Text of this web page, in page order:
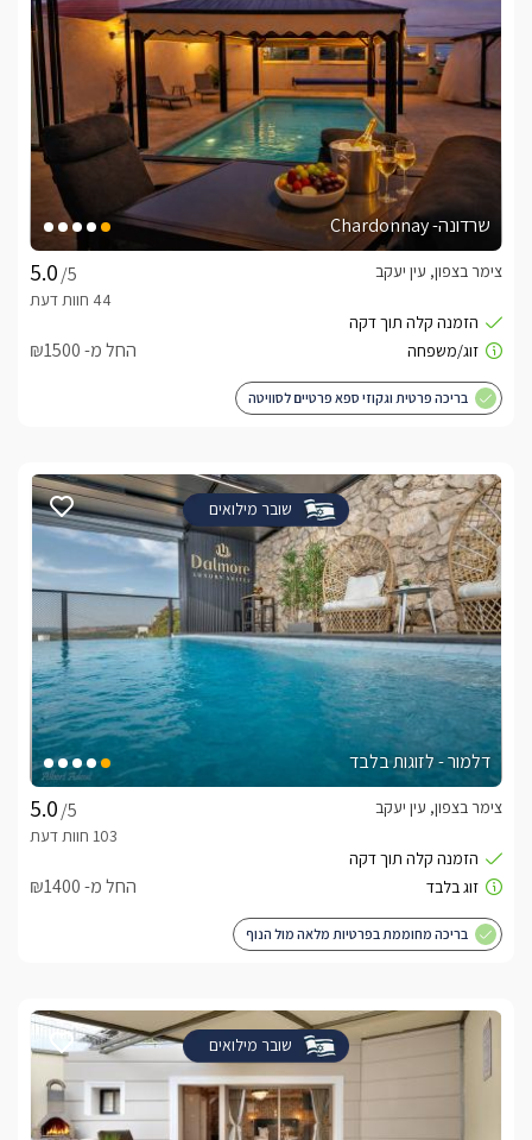
שרדונה- Chardonnay
/5
צימר בצפון, עין יעקב
החל מ- ₪1500
בריכה פרטית וגקוזי ספא פרטיים לסוויטה
שובר מילואים
דלמור - לזוגות בלבד
/5
צימר בצפון, עין יעקב
החל מ- ₪1400
בריכה מחוממת בפרטיות מלאה מול הנוף
שובר מילואים